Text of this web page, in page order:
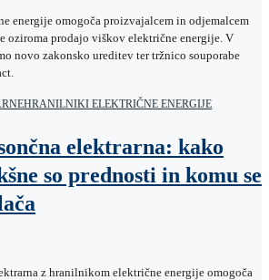
energije omogoča proizvajalcem in odjemalcem
oziroma prodajo viškov električne energije. V
novo zakonsko ureditev ter tržnico souporabe
HRANILNIKI ELEKTRIČNE ENERGIJE
elektrarna: kako
so prednosti in komu se
z hranilnikom električne energije omogoča